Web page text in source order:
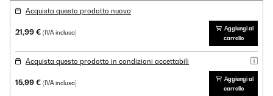
Acquista questo prodotto nuovo
21,99 € (IVA inclusa)
Aggiungi al
carrello
Acquista questo prodotto in condizioni accettabili
15,99 € (IVA inclusa)
Aggiungi al
carrello